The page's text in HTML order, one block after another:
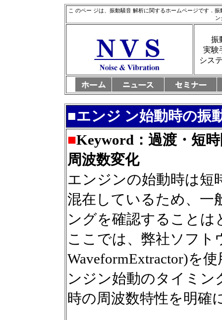
こ のペー ジは、振動騒音 解析に関するホームページです．
ン
振
実験
シス
■エンジ ン始動時の振
■Keyword：過渡・短
周波数変化
エンジンの始動時は短
混在しているため、一
ングを確認することは
ここでは、弊社ソフト
WaveformExtractor)を
ンジン始動のタイミン
時の周波数特性を明確